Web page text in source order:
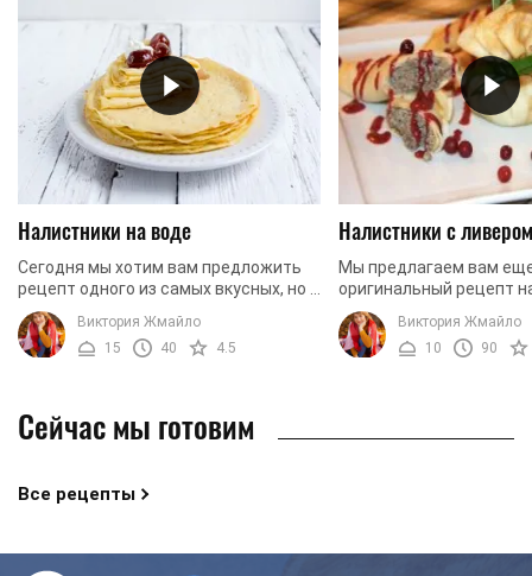
Налистники на воде
Сегодня мы хотим вам предложить
рецепт одного из самых вкусных, но в
то же время самых легких в
приготовлении завтраков. Сегодня
мы предлагаем вам ...
Виктория Жмайло
15
40 4.5
Налистники с ливером
Мы предлагаем вам
оригинальный рецепт
соленой начинкой. Для
по данному рецепту мы
ливер, то есть ...
Виктория Жмайло
10
90
Сейчас мы готовим
Все рецепты